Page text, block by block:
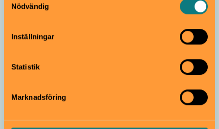
samt tillhandahålla funktioner för sociala medier. Vi
vidarebefordrar även sådana identifierare och annan
information från din enhet till de sociala medier och
annons- och analysföretag som vi samarbetar med.
information som du har tillhandahållit eller som de har
Nödvändig
Inställningar
Statistik
Marknadsföring
10–14 november
ZebraDans | Södermalm